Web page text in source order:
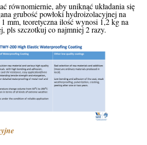
równomiernie, aby uniknąć układania się
grubość powłoki hydroizolacyjnej na
mm, teoretyczna ilość wynosi 1,2 kg na
pls szczotkuj co najmniej 2 razy.